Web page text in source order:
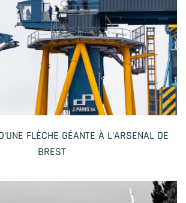
FLÈCHE GÉANTE À L’ARSENAL DE
BREST